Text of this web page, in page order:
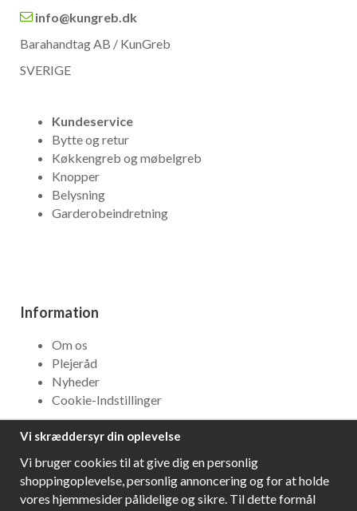
info@kungreb.dk
Barahandtag AB / KunGreb
SVERIGE
Kundeservice
Bytte og retur
Køkkengreb og møbelgreb
Knopper
Belysning
Garderobeindretning
Information
Om os
Plejeråd
Nyheder
Cookie-Indstillinger
NYHEDSBREV
Få bedste tilbud og\r spændende nye produkter!
Vi skræddersyr din oplevelse
Vi bruger cookies til at give dig en personlig
shoppingoplevelse, personlig annoncering og for at holde
vores hjemmesider pålidelige og sikre. Til dette formål